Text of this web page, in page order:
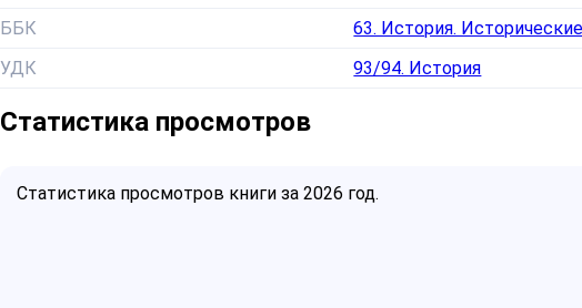
ББК
63. История.
УДК
93/94. История
Статистика просмотров
Статистика просмотров книги за 2026 год.